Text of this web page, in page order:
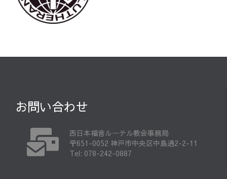
お問い合わせ
西日本福音ルーテル教会事務局
〒651-0052 神戸市中央区中島通2-2-11
Tel: 078-242-0887